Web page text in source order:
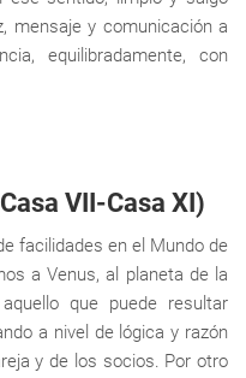
mensaje y comunicación a
equilibradamente, con
VII-Casa XI)
facilidades en el Mundo de
a Venus, al planeta de la
que puede resultar
a nivel de lógica y razón
y de los socios. Por otro